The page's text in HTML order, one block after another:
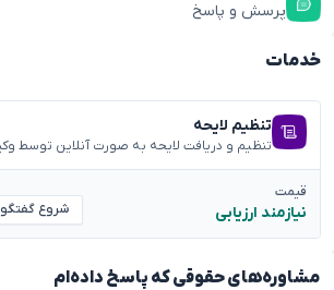
پرسش و پاسخ
خدمات
تنظیم لایحه
تنظیم و دریافت لایحه به صورت آنلاین توسط
قیمت
نیازمند ارزیابی شروع گفتگو
مشاوره‌های حقوقی که پاسخ داده‌ام